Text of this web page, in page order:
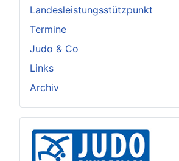
Landesleistungsstützpunkt
Termine
Judo & Co
Links
Archiv